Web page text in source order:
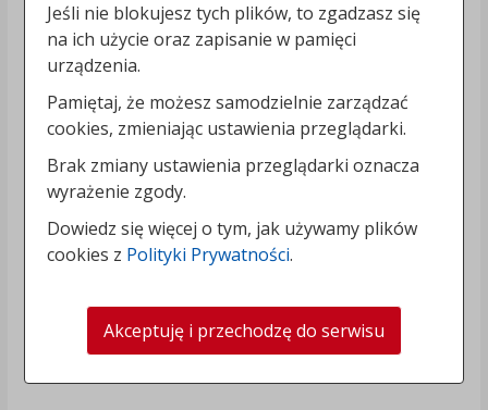
Jeśli nie blokujesz tych plików, to zgadzasz się
na ich użycie oraz zapisanie w pamięci
urządzenia.
Pamiętaj, że możesz samodzielnie zarządzać
cookies, zmieniając ustawienia przeglądarki.
Brak zmiany ustawienia przeglądarki oznacza
wyrażenie zgody.
Dowiedz się więcej o tym, jak używamy plików
cookies z Polityki Prywatności.
Akceptuję i przechodzę do serwisu